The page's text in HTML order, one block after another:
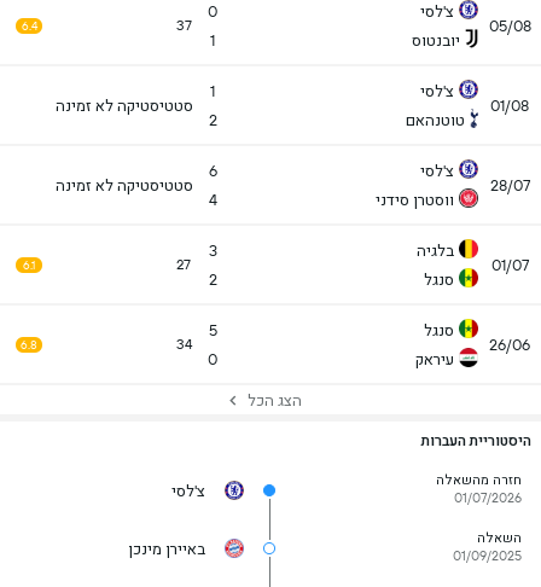
05/08
צ'לסי
יובנטוס
0
1
37
6.4
01/08
צ'לסי
טוטנהאם
1
2
סטטיסטיקה לא זמינה
28/07
צ'לסי
ווסטרן סידני
6
4
סטטיסטיקה לא זמינה
01/07
בלגיה
סנגל
3
2
27
6.1
26/06
סנגל
עיראק
5
0
34
6.8
הצג הכל
היסטוריית העברות
חזרה מהשאלה
01/07/2026
צ'לסי
השאלה
01/09/2025
באיירן מינכן